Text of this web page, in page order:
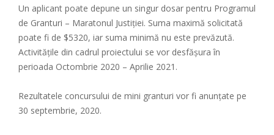
Un aplicant poate depune un singur dosar pentru Programul
de Granturi – Maratonul Justiției. Suma maximă solicitată
poate fi de $5320, iar suma minimă nu este prevăzută.
Activitățile din cadrul proiectului se vor desfășura în
perioada Octombrie 2020 – Aprilie 2021.
Rezultatele concursului de mini granturi vor fi anunțate pe
30 septembrie, 2020.